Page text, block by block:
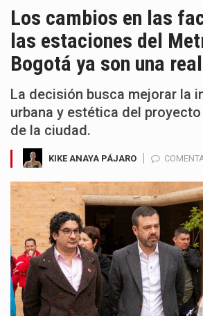
Los cambios en las
las estaciones del
Bogotá ya son una
La decisión busca mejorar la
urbana y estética del
de la ciudad.
KIKE ANAYA PÁJARO